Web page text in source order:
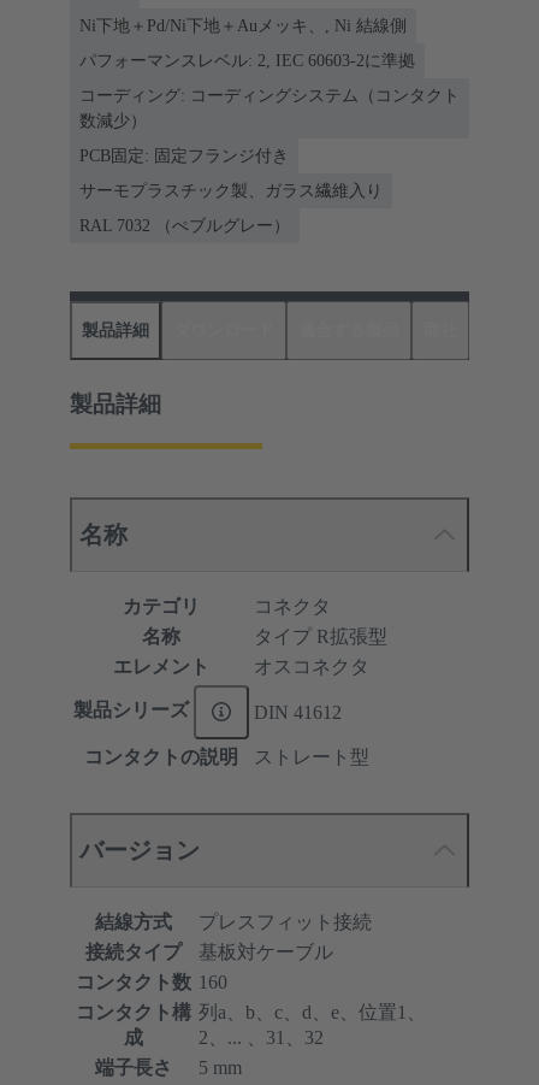
Ni下地＋Pd/Ni下地＋Auメッキ、, Ni 結線側
パフォーマンスレベル: 2, IEC 60603-2に準拠
コーディング: コーディングシステム（コンタクト
数減少）
PCB固定: 固定フランジ付き
サーモプラスチック製、ガラス繊維入り
RAL 7032 （ぺブルグレー）
製品詳細
製品詳細
名称
カテゴリ
コネクタ
名称
タイプ R拡張型
エレメント
オスコネクタ
製品シリーズ DIN 41612
コンタクトの説明 ストレート型
バージョン
結線方式
プレスフィット接続
接続タイプ
基板対ケーブル
コンタクト数 160
コンタクト構
成
列a、b、c、d、e、位置1、
2、... 、31、32
端子長さ
5 mm